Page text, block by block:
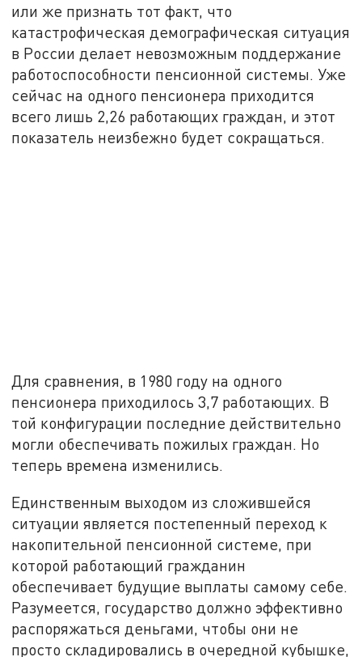
или же признать тот факт, что
катастрофическая демографическая ситуация
в России делает невозможным поддержание
работоспособности пенсионной системы. Уже
сейчас на одного пенсионера приходится
всего лишь 2,26 работающих граждан, и этот
показатель неизбежно будет сокращаться.
Для сравнения, в 1980 году на одного
пенсионера приходилось 3,7 работающих. В
той конфигурации последние действительно
могли обеспечивать пожилых граждан. Но
теперь времена изменились.
Единственным выходом из сложившейся
ситуации является постепенный переход к
накопительной пенсионной системе, при
которой работающий гражданин
обеспечивает будущие выплаты самому себе.
Разумеется, государство должно эффективно
распоряжаться деньгами, чтобы они не
просто складировались в очередной кубышке,